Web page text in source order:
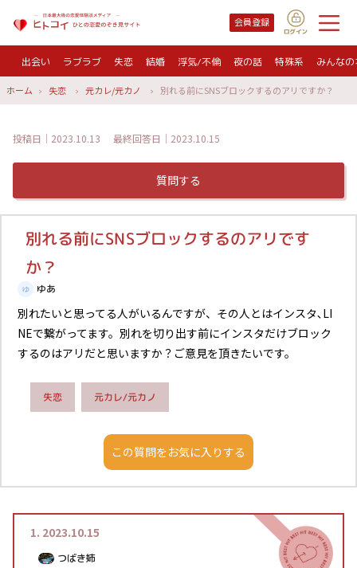
会員登録
出会い ラブラブ 失恋 結婚 浮気/不倫 夜の話 特殊系 みんな
ホーム 失恋 元カレ/元カノ 別れる前にSNSブロックするのアリですか？
投稿日｜2023.10.13 最終回答日｜2023.10.15
質問する
別れる前にSNSブロックするのアリです
か？
ゆあ
別れたいと思ってる人がいるんですが、その人とはインスタ､LI
NEで繋がってます。別れを切り出す前にインスタだけブロック
するのはアリだと思いますか？ご意見を頂きたいです。
失恋 元カレ/元カノ
1. 2023.10.15
つばき姉